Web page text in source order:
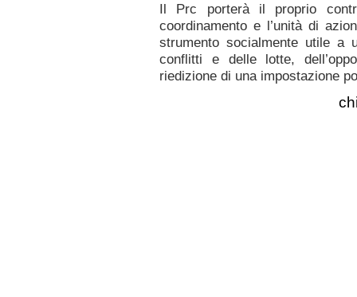
Il Prc porterà il proprio
coordinamento e l’unità di
strumento socialmente utile a
conflitti e delle lotte,
riedizione di una impostazione